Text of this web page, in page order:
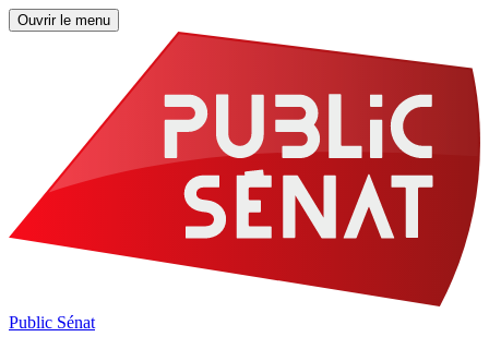
Ouvrir le menu
Public Sénat